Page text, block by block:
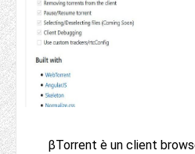
βTorrent è un client